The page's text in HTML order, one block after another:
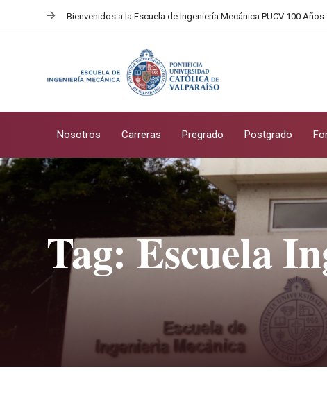
content
Bienvenidos a la Escuela de Ingeniería Mecánica PUCV 100 Años
Nosotros Carreras Pregrado Postgrado
Tag: Escuela